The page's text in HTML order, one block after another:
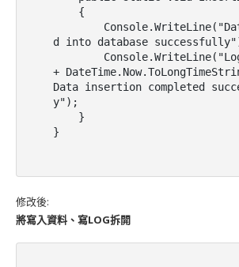
d into database
+
Data insertion completed
y");
}
修改後:
將寫入資料、寫LOG拆開